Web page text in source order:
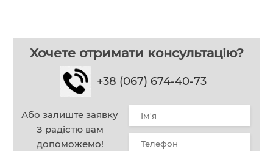
Хочете отримати консультацію?
+38 (067) 674-40-73
Або залиште заявку
З радістю вам
допоможемо!